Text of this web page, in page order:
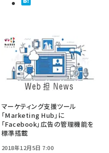
マーケティング支援ツール
「Marketing Hub」に
「Facebook」広告の管理機能を
標準搭載
2018年12月5日 7:00